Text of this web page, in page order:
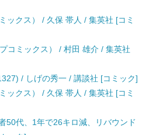
ックス） / 久保 帯人 / 集英社 [コミ
コミックス） / 村田 雄介 / 集英社
/ しげの秀一 / 講談社 [コミック]
ックス） / 久保 帯人 / 集英社 [コミ
50代、1年で26キロ減、リバウンド